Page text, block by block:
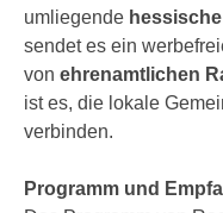
umliegende
sendet es ein
von ehrenamtlichen
ist es, die lokale
verbinden.
Programm und